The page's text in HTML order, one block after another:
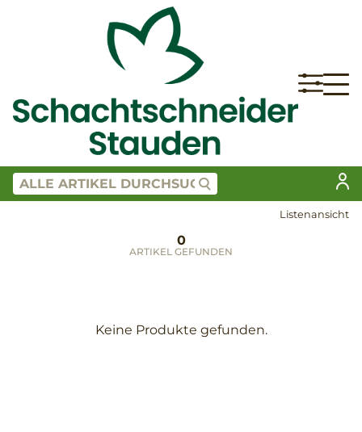
Listenansicht
0
ARTIKEL GEFUNDEN
Keine Produkte gefunden.